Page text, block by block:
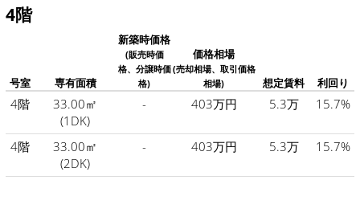
4階
号室 専有面積
新築時価格
(販売時価
格、分譲時価
格)
価格相場
(売却相場、取引価格
相場)
想定賃料 利回り
4階
33.00㎡
(1DK)
- 403万円 5.3万 15.7%
4階
33.00㎡
(2DK)
- 403万円 5.3万 15.7%